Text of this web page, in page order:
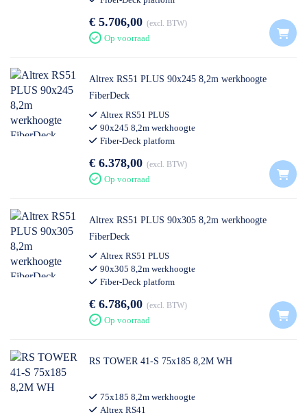
€ 5.706,00 excl. BTW
Op voorraad
Altrex RS51 PLUS 90x245 8,2m werkhoogte
FiberDeck
Altrex RS51 PLUS
90x245 8,2m werkhoogte
Fiber-Deck platform
€ 6.378,00 excl. BTW
Op voorraad
Altrex RS51 PLUS 90x305 8,2m werkhoogte
FiberDeck
Altrex RS51 PLUS
90x305 8,2m werkhoogte
Fiber-Deck platform
€ 6.786,00 excl. BTW
Op voorraad
RS TOWER 41-S 75x185 8,2M WH
75x185 8,2m werkhoogte
Altrex RS41